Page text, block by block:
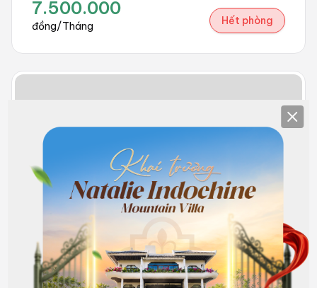
7.500.000
đồng/Tháng Hết phòng
306